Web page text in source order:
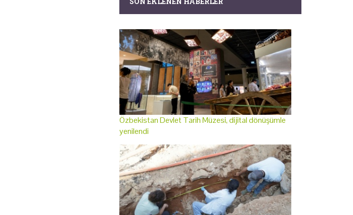
Özbekistan Devlet Tarih Müzesi, dijital dönüşümle
yenilendi